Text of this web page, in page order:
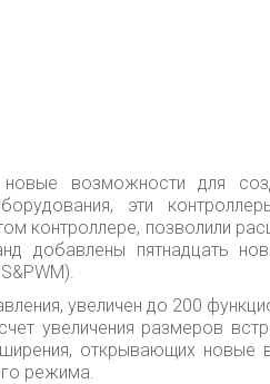
возможности для
эти
контроллере, позволили
добавлены пятнадцать
увеличен до 200
увеличения размеров
открывающих
режима.